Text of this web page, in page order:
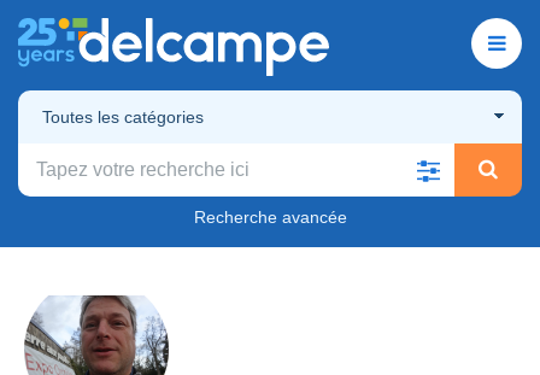
Toutes les catégories
Recherche avancée